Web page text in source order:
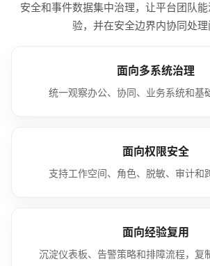
安全和事件数据集中治理，让平台团队
验，并在安全边界内协同处理
面向多系统治理
统一观察办公、协同、业务系统和基
面向权限安全
支持工作空间、角色、脱敏、审计和
面向经验复用
沉淀仪表板、告警策略和排障流程，复